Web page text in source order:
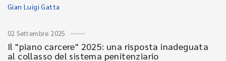
Gian Luigi Gatta
02 Settembre 2025
Il "piano carcere" 2025: una risposta inadeguata
al collasso del sistema penitenziario